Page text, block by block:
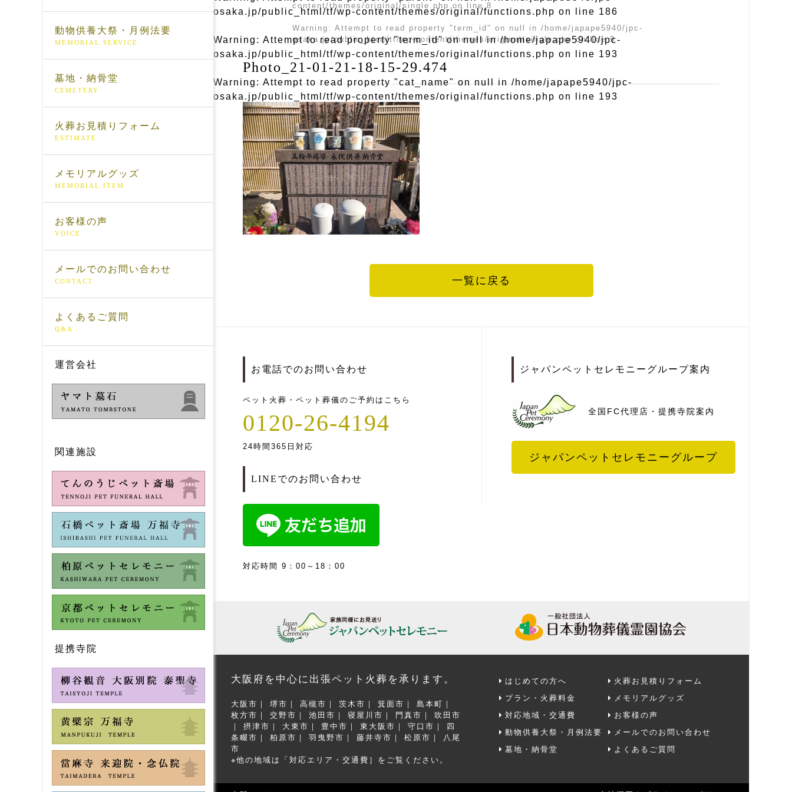
動物供養大祭・月例法要
MEMORIAL SERVICE
墓地・納骨堂
CEMETERY
火葬お見積りフォーム
ESTIMATE
メモリアルグッズ
MEMORIAL ITEM
お客様の声
VOICE
メールでのお問い合わせ
CONTACT
よくあるご質問
Q&A
運営会社
関連施設
提携寺院
osaka.jp/public_html/tf/wp-content/themes/original/functions.php on line 186
Warning : Attempt to read property "term_id" on null in/home/japape5940/jpc-
osaka.jp/public_html/tf/wp-content/themes/original/functions.php on line 193
Warning: Attempt to read property "cat_name" on null in/home/japape5940/jpc-
osaka.jp/public_html/tf/wp-content/themes/original/functions.php on line 193
content/themes/original/single.php on line8
Warning : Attempt to read property "term_id" on null in /home/japape5940/jpc-
osaka.jp/public_html/tf/wp-content/themes/original/single.phpon line9
Photo_21-01-21-18-15-29.474
一覧に戻る
お電話でのお問い合わせ
ペット火葬・ペット葬儀のご予約はこちら
0120-26-4194
24時間365日対応
LINEでのお問い合わせ
対応時間 9：00～18：00
ジャパンペットセレモニーグループ案内
全国FC代理店・提携寺院案内
ジャパンペットセレモニーグループ
大阪府を中心に出張ペット火葬を承ります。
大阪市 堺市 高槻市 茨木市 箕面市
島本町
枚方市
交野市 池田市 寝屋川市 門真市
吹田市
摂津市
大東市 豊中市 東大阪市 守口市
四
条畷市
柏原市 羽曳野市 藤井寺市 松原市
八尾
市
※他の地域は「対応エリア・交通費］をご覧ください。
はじめての方へ
プラン・火葬料金
対応地域・交通費
動物供養大祭・月例法要
墓地・納骨堂
火葬お見積りフォーム
メモリアルグッズ
お客様の声
メールでのお問い合わせ
よくあるご質問